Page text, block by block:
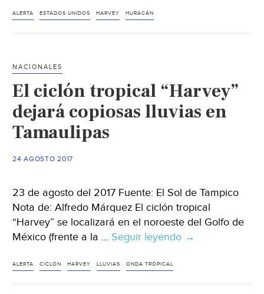
con
Texas
Louisiana
ALERTA ESTADOS UNIDOS HARVEY HURACÁN
NACIONALES
El ciclón tropical “Harvey”
dejará copiosas lluvias en
Tamaulipas
24 AGOSTO 2017
23 de agosto del 2017 Fuente: El Sol de Tampico
Nota de: Alfredo Márquez El ciclón tropical
“Harvey” se localizará en el noroeste del Golfo de
México (frente a la … Seguir leyendo El
→
ALERTA CICLÓN HARVEY LLUVIAS ONDA TRÓPICAL